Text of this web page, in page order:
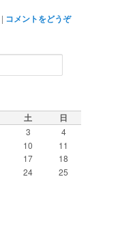
| コメントをどうぞ
土 日
3
4
10
11
17
18
24
25